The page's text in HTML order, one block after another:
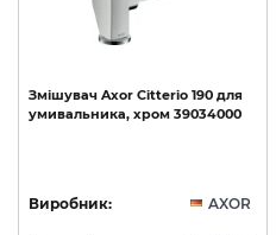
Змішувач Axor Citterio 190 для
умивальника, хром 39034000
Виробник: AXOR